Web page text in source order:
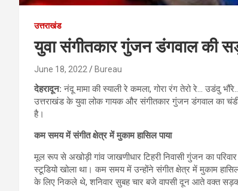
उत्तराखंड
युवा संगीतकार गुंजन डंगवाल की
June 18, 2022 Bureau
देहरादून:नंदू मामा की स्याली रे कमला, गोरा रंग तेरो रे… उडंदु
उत्तराखंड के युवा लोक गायक और संगीतकार गुंजन डंगवाल का
है।
कम समय में संगीत क्षेत्र में मुकाम हासिल पाया
मूल रूप से अखोड़ी गांव जाखणीधार टिहरी निवासी गुंजन का
स्टूडियो खोला था। कम समय में उन्होंने संगीत क्षेत्र में मुकाम
के लिए निकले थे, शनिवार सुबह चार बजे वापसी दून आते वक्त